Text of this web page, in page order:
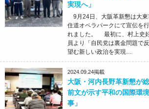
実現へ」
9月24日、大阪革新懇は大
住道オペラパークにて宣伝を
れました。 最初に、村上史
員より「自民党は裏金問題で
望む新しい政治を実現…
2024.09.24掲載
大阪・河内長野革新懇が
前文が示す平和の国際環
事」